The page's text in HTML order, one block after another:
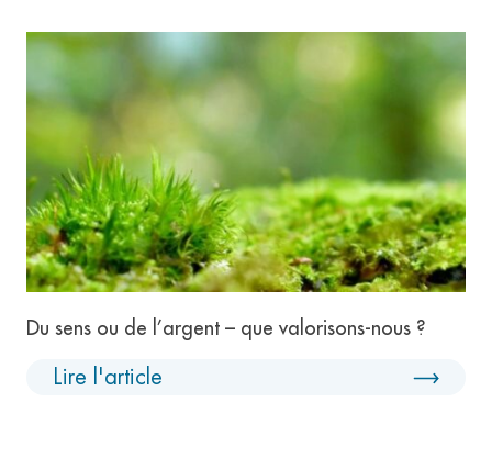
Du sens ou de l’argent – que valorisons-nous ?
Lire l'article